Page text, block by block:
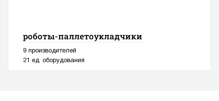
роботы-паллетоукладчики
9 производителей
21 ед. оборудования